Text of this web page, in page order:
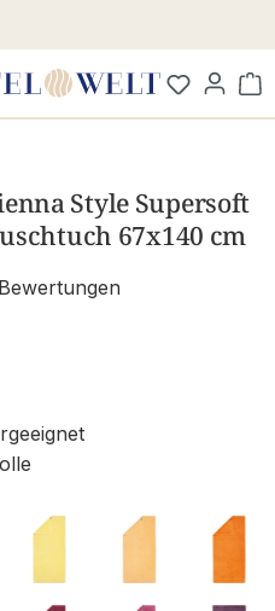
Style Supersoft
67x140 cm